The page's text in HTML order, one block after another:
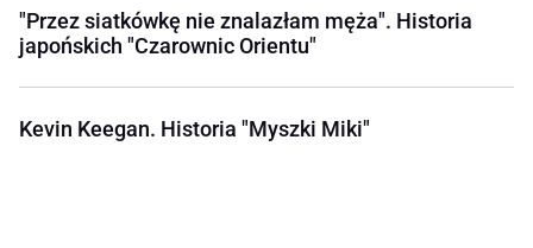
"Przez siatkówkę nie znalazłam męża". Historia
japońskich "Czarownic Orientu"
Kevin Keegan. Historia "Myszki Miki"